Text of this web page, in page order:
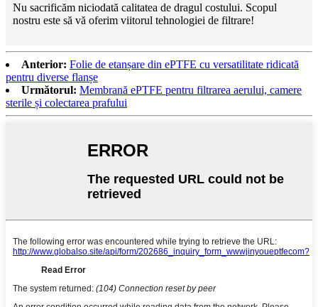
Nu sacrificăm niciodată calitatea de dragul costului. Scopul
nostru este să vă oferim viitorul tehnologiei de filtrare!
Anterior: Folie de etanșare din ePTFE cu versatilitate ridicată
pentru diverse flanșe
Următorul: Membrană ePTFE pentru filtrarea aerului, camere
sterile și colectarea prafului